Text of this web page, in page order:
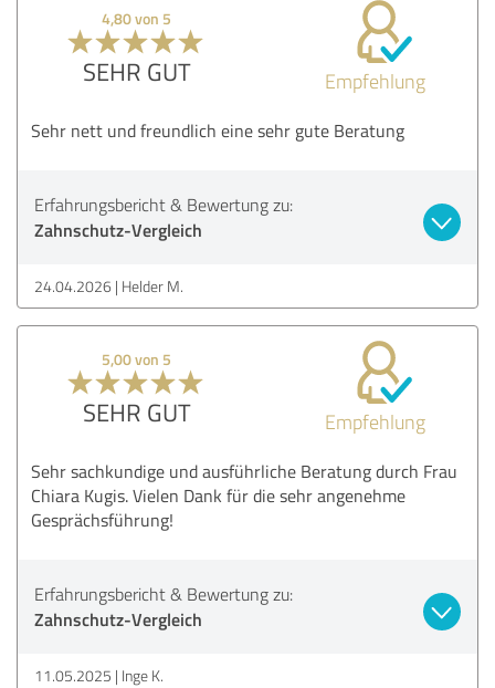
4,80 von 5
SEHR GUT Empfehlung
Sehr nett und freundlich eine sehr gute Beratung
Erfahrungsbericht & Bewertung zu:
Zahnschutz-Vergleich
24.04.2026 Helder M.
5,00 von 5
SEHR GUT Empfehlung
Sehr sachkundige und ausführliche Beratung durch Frau
Chiara Kugis. Vielen Dank für die sehr angenehme
Gesprächsführung!
Erfahrungsbericht & Bewertung zu:
Zahnschutz-Vergleich
11.05.2025 Inge K.